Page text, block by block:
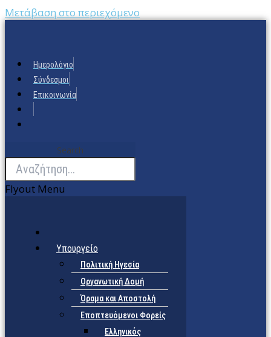
Μετάβαση στο περιεχόμενο
Ημερολόγιο
Σύνδεσμοι
Επικοινωνία
Search
Flyout Menu
Υπουργείο
Πολιτική Ηγεσία
Οργανωτική Δομή
Όραμα και Αποστολή
Εποπτευόμενοι Φορείς
Eλληνικός